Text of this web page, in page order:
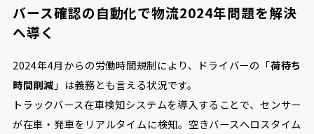
バース確認の自動化で物流2024年問題を解決
へ導く
2024年4月からの労働時間規制により、ドライバーの「荷待ち
時間削減 」は義務とも言える状況です。
トラックバース在車検知システムを導入することで、センサー
が在車・発車をリアルタイムに検知。空きバースへロスタイム